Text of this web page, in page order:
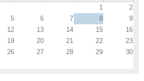
1
2
5 6 7 8
9
12 13 14 15
16
19 20 21 22
23
26 27 28 29
30